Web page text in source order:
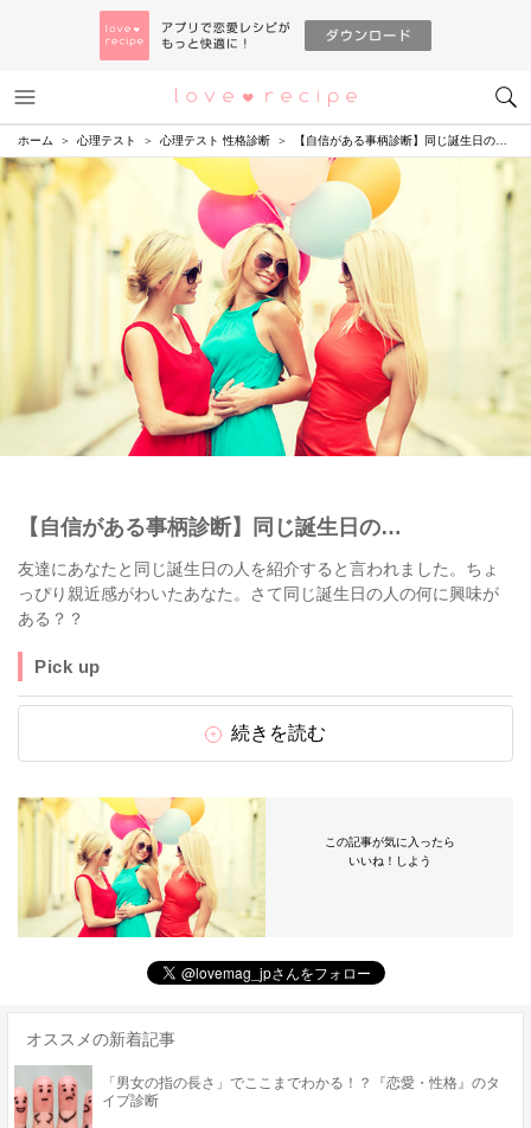
恋愛レシピ
ホーム 心理テスト 心理テスト 性格診断 【自信がある事柄診断】同じ誕生日の…
【自信がある事柄診断】同じ誕生日の…
友達にあなたと同じ誕生日の人を紹介すると言われました。ちょ
っぴり親近感がわいたあなた。さて同じ誕生日の人の何に興味が
ある？？
Pick up
続きを読む
この記事が気に入ったら
いいね！しよう
オススメの新着記事
「男女の指の長さ」でここまでわかる！？『恋愛・性格』のタ
イプ診断